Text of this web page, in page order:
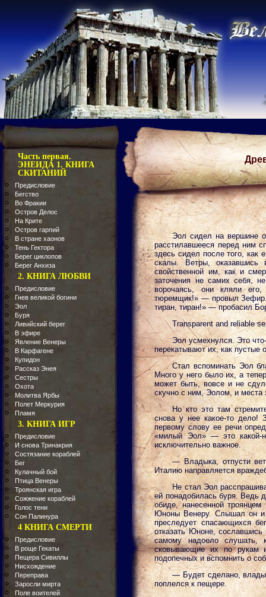
Часть первая.
ЭНЕИДА 1. КНИГА
СКИТАНИЙ
Предисловие
Бегство
Во Фракии
Остров Делос
На Крите
Остров гарпий
В стране хаонов
Тень Гектора
Берег циклопов
Берег Анхиза
2. КНИГА ЛЮБВИ
Предисловие
Гнев великой богини
Эол
Буря
Ливийский берег
В эфире
Явление Венеры
В Карфагене
Купидон
Рассказ Энея
Сестры
Охота
Молитва Ярбы
Полет Меркурия
Пламя
3. КНИГА ИГР
Предисловие
И снова Тринакрия
Состязание кораблей
Бег
Кулачный бой
Птица Венеры
Троянская игра
Сожжение кораблей
Голос тени
Сон Палинура
4 КНИГА СМЕРТИ
Предисловие
В роще Гекаты
Пещера Сивиллы
Нисхождение
Переправа
Заросли мирта
Поле воителей
Эол сидел на вершине
расстилавшееся перед ним
здесь сидел после того, как
скалы. Ветры,
свойственной им, как и
заточения не самих себя,
ворочаясь, они кляли
тюремщик!» — провыл
тиран, тиран!» — пробасил
Transparent and reliable
Эол усмехнулся. Это
перекатывают их, как пустые
Стал вспоминать Эол
Много у него было их, а
может быть, вовсе и не
скучно с ним, Эолом, и места
Но кто это там
снова у нее какое-то
первому слову ее речи
«милый Эол» — это какой-
исключительно важное.
— Владыка, отпусти
Италию направляется
Не стал Эол
ей понадобилась буря. Ведь
обиде, нанесенной
Юноны Венеру. Слышал он и
преследует спасающихся
отказать Юноне,
самому надоело слушать,
сковывающие их по рукам
подопечных и вспомнить о
— Будет сделано,
поплелся к пещере.